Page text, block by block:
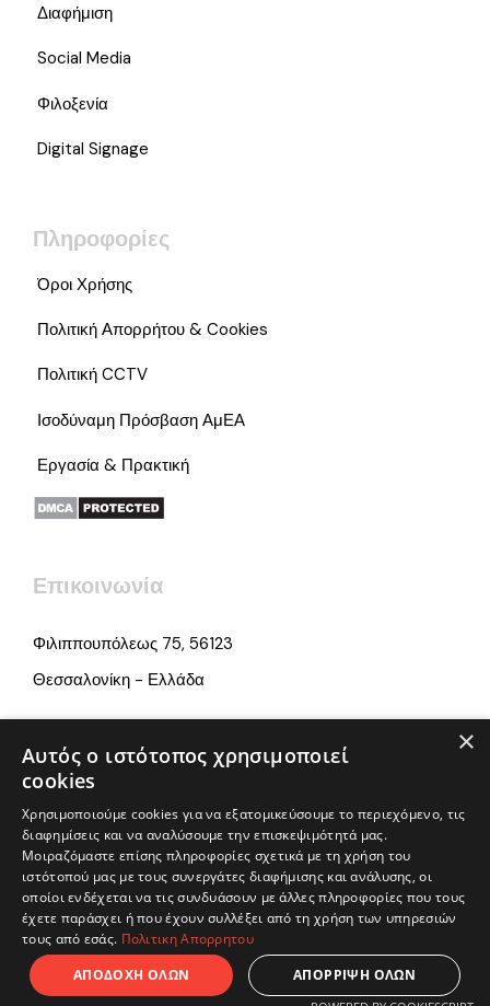
Διαφήμιση
Social Media
Φιλοξενία
Digital Signage
Πληροφορίες
Όροι Χρήσης
Πολιτική Απορρήτου & Cookies
Πολιτική CCTV
Ισοδύναμη Πρόσβαση ΑμΕΑ
Εργασία & Πρακτική
Επικοινωνία
Φιλιππουπόλεως 75, 56123
Θεσσαλονίκη - Ελλάδα
+ 30 2313 252 660
© Copyright 2025 by iamonline.gr
×
Αυτός ο ιστότοπος χρησιμοποιεί
cookies
Χρησιμοποιούμε cookies για να εξατομικεύσουμε το περιεχόμενο, τις
διαφημίσεις και να αναλύσουμε την επισκεψιμότητά μας.
Μοιραζόμαστε επίσης πληροφορίες σχετικά με τη χρήση του
ιστότοπού μας με τους συνεργάτες διαφήμισης και ανάλυσης, οι
οποίοι ενδέχεται να τις συνδυάσουν με άλλες πληροφορίες που τους
έχετε παράσχει ή που έχουν συλλέξει από τη χρήση των υπηρεσιών
τους από εσάς. Πολιτικη Απορρητου
ΑΠΟΔΟΧΗ ΟΛΩΝ
ΑΠΟΡΡΙΨΗ ΟΛΩΝ